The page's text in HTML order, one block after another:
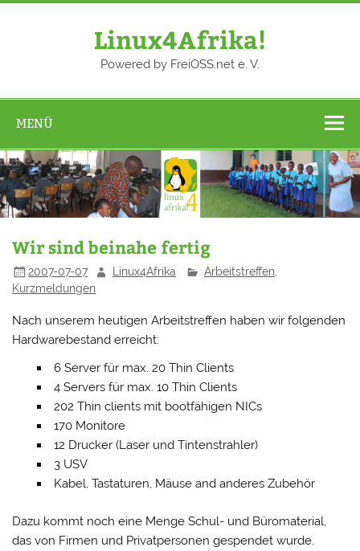
Zum
Linux4Afrika!
Powered by FreiOSS.net e. V.
MENÜ
Wir sind beinahe fertig
2007-07-07 Linux4Afrika Arbeitstreffen,
Kurzmeldungen
Nach unserem heutigen Arbeitstreffen haben wir folgenden
Hardwarebestand erreicht:
6 Server für max. 20 Thin Clients
4 Servers für max. 10 Thin Clients
202 Thin clients mit bootfähigen NICs
170 Monitore
12 Drucker (Laser und Tintenstrahler)
3 USV
Kabel, Tastaturen, Mäuse and anderes Zubehör
Dazu kommt noch eine Menge Schul- und Büromaterial,
das von Firmen und Privatpersonen gespendet wurde.